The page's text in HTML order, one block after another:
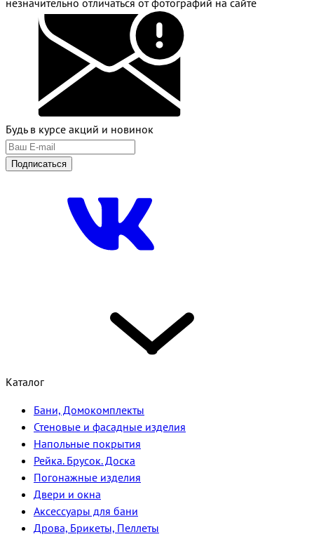
Будь в курсе акций и новинок
Подписаться
Каталог
Бани, Домокомплекты
Стеновые и фасадные изделия
Напольные покрытия
Рейка. Брусок. Доска
Погонажные изделия
Двери и окна
Аксессуары для бани
Дрова, Брикеты, Пеллеты